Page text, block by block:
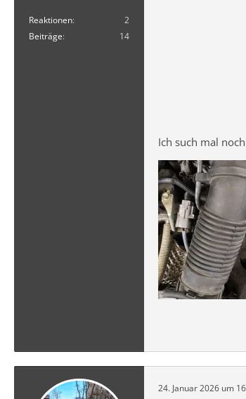
Reaktionen
2
Beiträge
14
Ich such mal
24. Januar 2026 um